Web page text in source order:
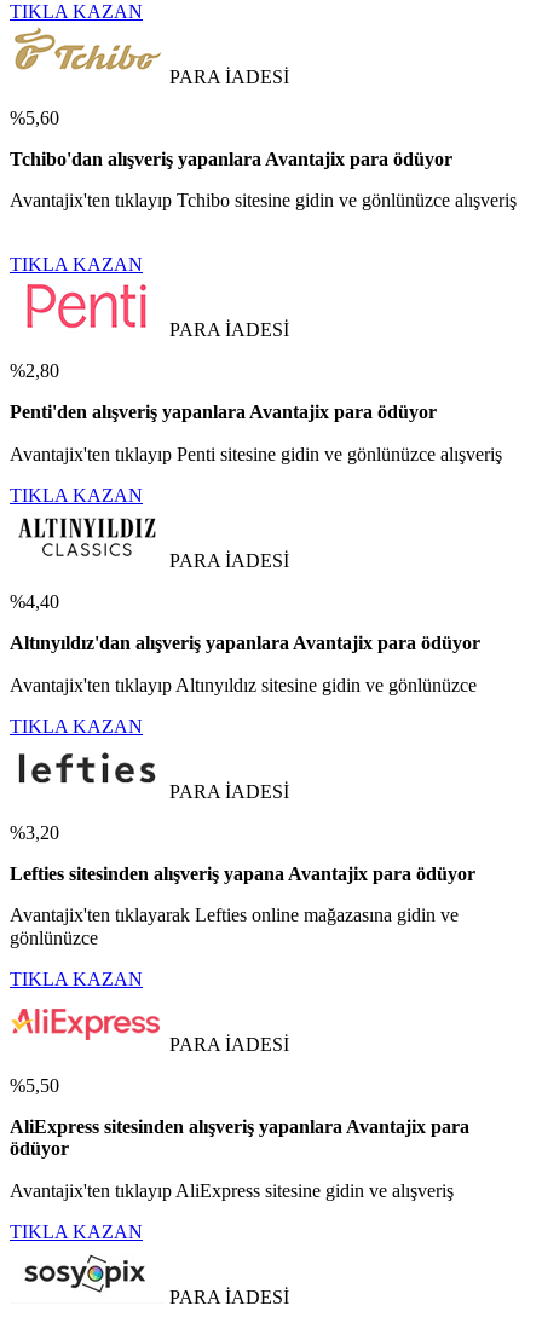
TIKLA KAZAN
PARA İADESİ
%5,60
Tchibo'dan alışveriş yapanlara Avantajix para ödüyor
Avantajix'ten tıklayıp Tchibo sitesine gidin ve gönlünüzce alışveriş
TIKLA KAZAN
PARA İADESİ
%2,80
Penti'den alışveriş yapanlara Avantajix para ödüyor
Avantajix'ten tıklayıp Penti sitesine gidin ve gönlünüzce alışveriş
TIKLA KAZAN
PARA İADESİ
%4,40
Altınyıldız'dan alışveriş yapanlara Avantajix para ödüyor
Avantajix'ten tıklayıp Altınyıldız sitesine gidin ve gönlünüzce
TIKLA KAZAN
PARA İADESİ
%3,20
Lefties sitesinden alışveriş yapana Avantajix para ödüyor
Avantajix'ten tıklayarak Lefties online mağazasına gidin ve
gönlünüzce
TIKLA KAZAN
PARA İADESİ
%5,50
AliExpress sitesinden alışveriş yapanlara Avantajix para
ödüyor
Avantajix'ten tıklayıp AliExpress sitesine gidin ve alışveriş
TIKLA KAZAN
PARA İADESİ